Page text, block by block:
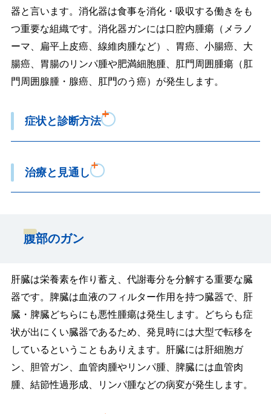
器と言います。消化器は食事を消化・吸収する働きをも
つ重要な組織です。消化器ガンには口腔内腫瘍（メラノ
ーマ、扁平上皮癌、線維肉腫など）、胃癌、小腸癌、大
腸癌、胃腸のリンパ腫や肥満細胞腫、肛門周囲腫瘍（肛
門周囲腺腫・腺癌、肛門のう癌）が発生します。
症状と診断方法
治療と見通し
腹部のガン
肝臓は栄養素を作り蓄え、代謝毒分を分解する重要な臓
器です。脾臓は血液のフィルター作用を持つ臓器で、肝
臓・脾臓どちらにも悪性腫瘍は発生します。どちらも症
状が出にくい臓器であるため、発見時には大型で転移を
しているということもありえます。肝臓には肝細胞ガ
ン、胆管ガン、血管肉腫やリンパ腫、脾臓には血管肉
腫、結節性過形成、リンパ腫などの病変が発生します。